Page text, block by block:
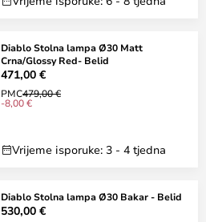
Diablo Stolna lampa Ø30 Matt
Crna/Glossy Red- Belid
471,00 €
PMC479,00 €
-8,00 €
Vrijeme isporuke: 3 - 4 tjedna
Diablo Stolna lampa Ø30 Bakar - Belid
530,00 €